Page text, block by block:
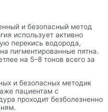
и безопасный метод
использует активно
перекись водорода,
пигментированные пятна.
на 5–8 тонов всего за
и безопасных методик
пациентам с
проходит безболезненно